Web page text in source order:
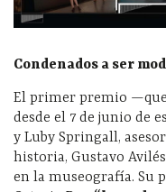
Condenados a ser
El primer premio —que
desde el 7 de junio de
y Luby Springall,
historia, Gustavo
en la museografía. Su